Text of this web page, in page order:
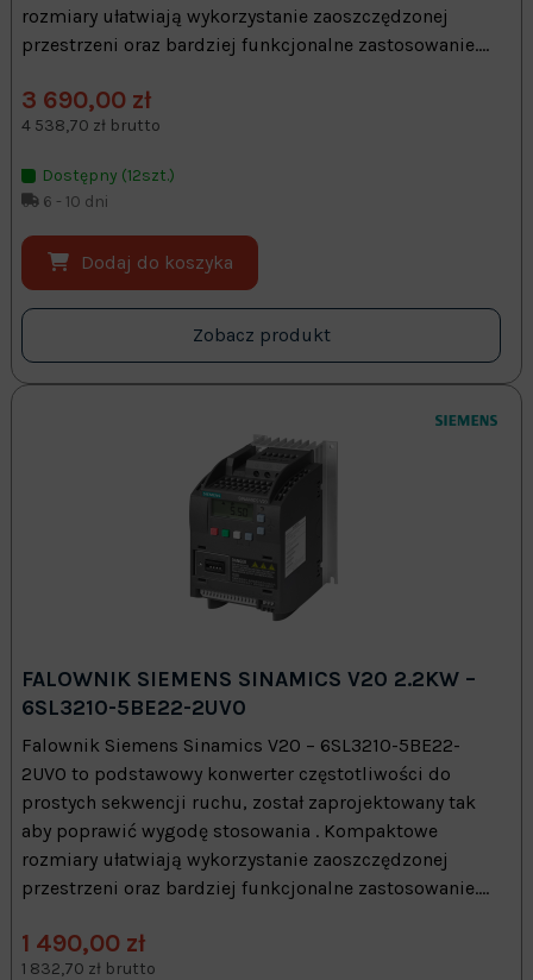
rozmiary ułatwiają wykorzystanie zaoszczędzonej
przestrzeni oraz bardziej funkcjonalne zastosowanie....
3 690,00 zł
4 538,70 zł brutto
Dostępny (12szt.)
6 - 10 dni
Dodaj do koszyka
Zobacz produkt
FALOWNIK SIEMENS SINAMICS V20 2.2KW –
6SL3210-5BE22-2UV0
Falownik Siemens Sinamics V20 – 6SL3210-5BE22-
2UV0 to podstawowy konwerter częstotliwości do
prostych sekwencji ruchu, został zaprojektowany tak
aby poprawić wygodę stosowania . Kompaktowe
rozmiary ułatwiają wykorzystanie zaoszczędzonej
przestrzeni oraz bardziej funkcjonalne zastosowanie....
1 490,00 zł
1 832,70 zł brutto